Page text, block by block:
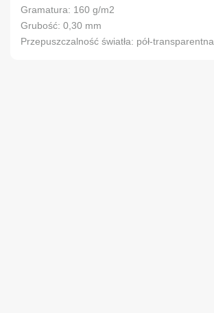
Gramatura: 160 g/m2
Grubość: 0,30 mm
Przepuszczalność światła: pół-transparentna